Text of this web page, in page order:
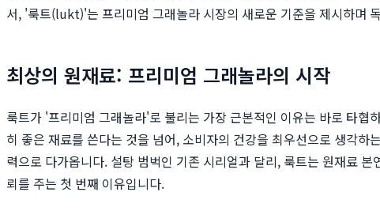
서, '룩트(lukt)'는 프리미엄 그래놀라 시장의 새로운 기준을 제시하며
최상의 원재료: 프리미엄 그래놀라의 시작
룩트가 '프리미엄 그래놀라'로 불리는 가장 근본적인 이유는 바로 타
히 좋은 재료를 쓴다는 것을 넘어, 소비자의 건강을 최우선으로 생각
력으로 다가옵니다. 설탕 범벅인 기존 시리얼과 달리, 룩트는 원재료
뢰를 주는 첫 번째 이유입니다.